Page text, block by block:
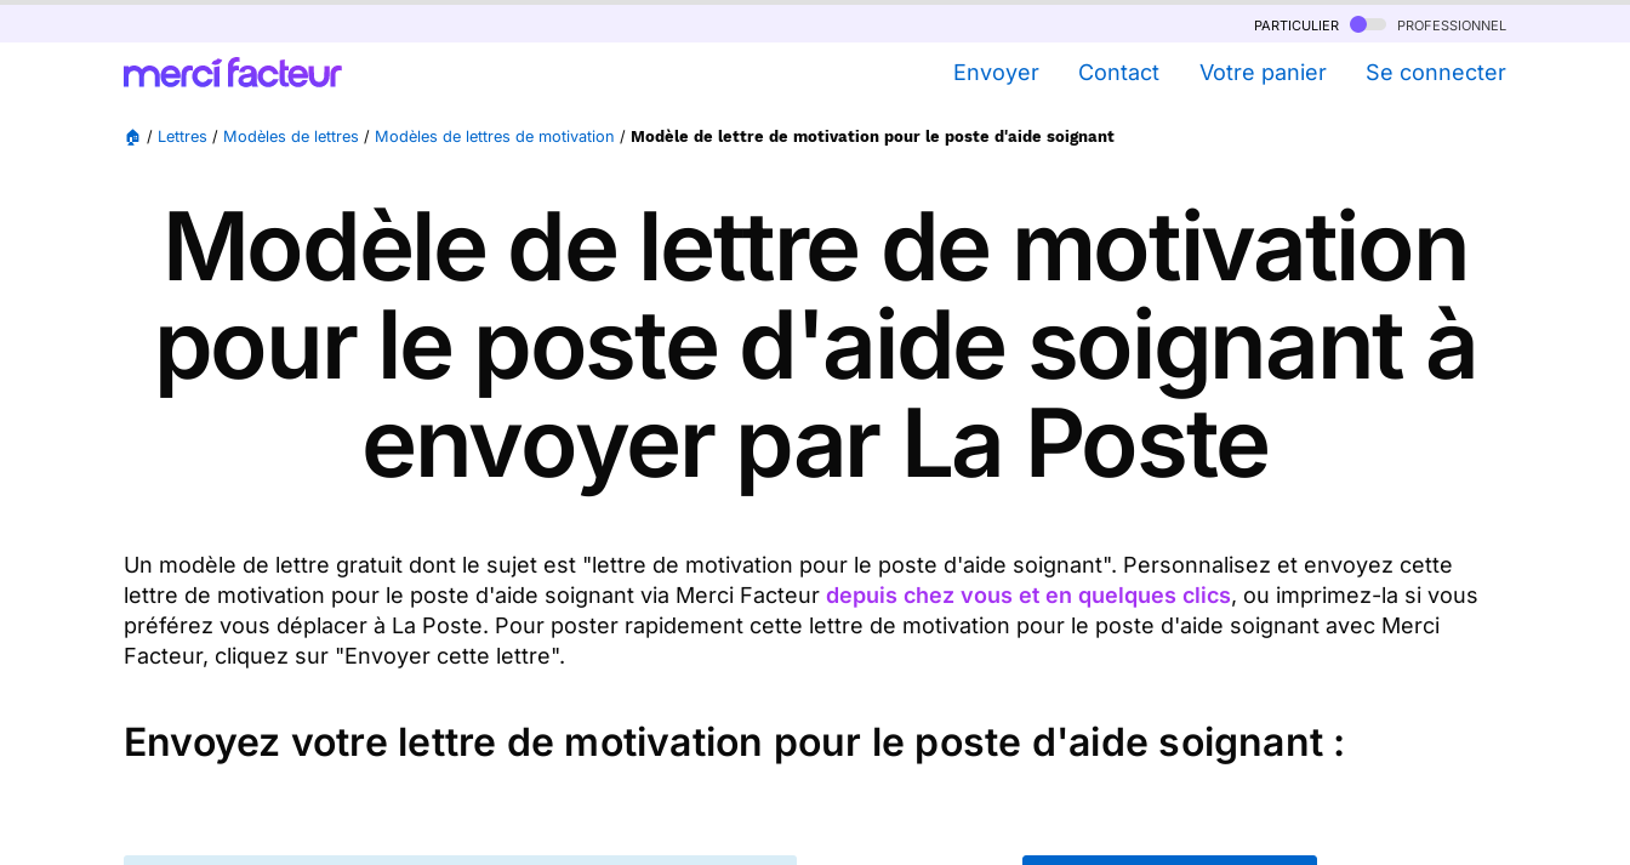
particulier professionnel
Envoyer Contact Votre panier Se connecter
🏠 / Lettres / Modèles de lettres / Modèles de lettres de motivation / Modèle de lettre de motivation pour le poste d'aide soignant
Modèle de lettre de motivation
pour le poste d'aide soignant à
envoyer par La Poste
Un modèle de lettre gratuit dont le sujet est "lettre de motivation pour le poste d'aide soignant". Personnalisez et envoyez cette
lettre de motivation pour le poste d'aide soignant via Merci Facteur depuis chez vous et en quelques clics, ou imprimez-la si vous
préférez vous déplacer à La Poste. Pour poster rapidement cette lettre de motivation pour le poste d'aide soignant avec Merci
Facteur, cliquez sur "Envoyer cette lettre".
Envoyez votre lettre de motivation pour le poste d'aide soignant :